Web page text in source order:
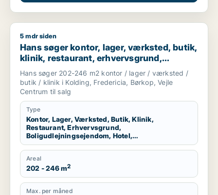
Hans søger kontor, lager, værksted, butik, klinik,
5 mdr siden
Hans søger kontor, lager, værksted, butik,
klinik, restaurant, erhvervsgrund,
boligudlejningsejendom, hotel,
produktionslokaler eller garage til salg i
Kolding, Fredericia eller Børkop m.fl.
Hans søger 202-246 m2 kontor / lager / værksted /
butik / klinik i Kolding, Fredericia, Børkop, Vejle
Centrum til salg
Type
Kontor, Lager, Værksted, Butik, Klinik,
Restaurant, Erhvervsgrund,
Boligudlejningsejendom, Hotel,
Produktionslokaler, Garage
Areal
202 - 246 m2
Max. per måned